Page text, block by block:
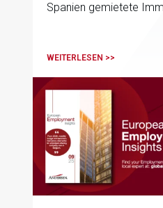
Spanien gemietete
WEITERLESEN >>